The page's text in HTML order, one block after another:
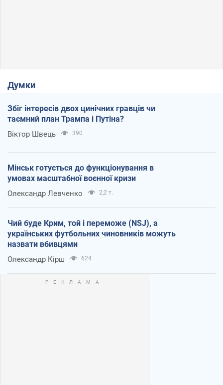
Думки
Збіг інтересів двох цинічних гравців чи
таємний план Трампа і Путіна?
Віктор Швець 390
Мінськ готується до функціонування в
умовах масштабної воєнної кризи
Олександр Левченко 2,2 т.
Чий буде Крим, той і переможе (NSJ), а
українських футбольних чиновників можуть
назвати вбивцями
Олександр Кірш 624